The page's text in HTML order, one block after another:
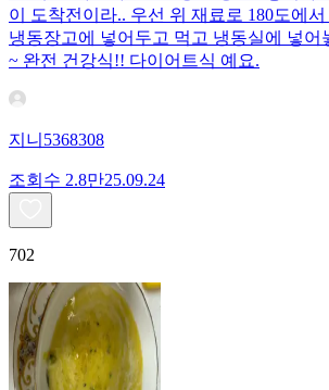
이 도착전이라.. 우선 위 재료로 180도에
냉동장고에 넣어두고 먹고 냉동실에 넣어
~ 완전 건강식!! 다이어트식 예요.
지니5368308
조회수 2.8만25.09.24
702